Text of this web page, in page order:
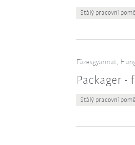
Stálý pracovní
Füzesgyarmat,
Packager -
Stálý pracovní